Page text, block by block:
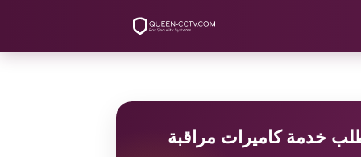
خدمة كاميرات مراقبة